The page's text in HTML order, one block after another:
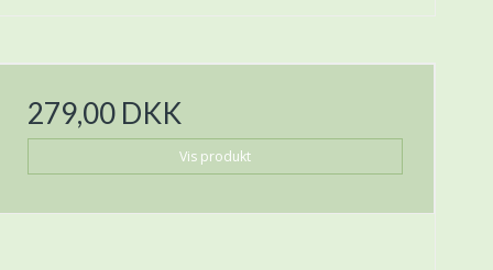
279,00 DKK
Vis produkt